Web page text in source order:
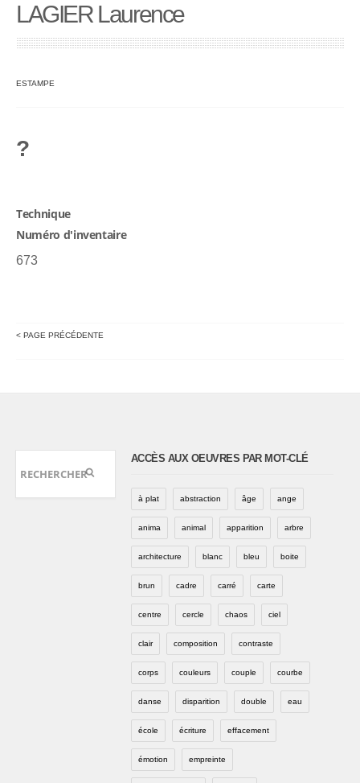
LAGIER Laurence
ESTAMPE
?
Technique
Numéro d'inventaire
673
< PAGE PRÉCÉDENTE
ACCÈS AUX OEUVRES PAR MOT-CLÉ
à plat abstraction âge ange
anima animal apparition arbre
architecture blanc bleu boite
brun cadre carré carte
centre cercle chaos ciel
clair composition contraste
corps couleurs couple courbe
danse disparition double eau
école écriture effacement
émotion empreinte